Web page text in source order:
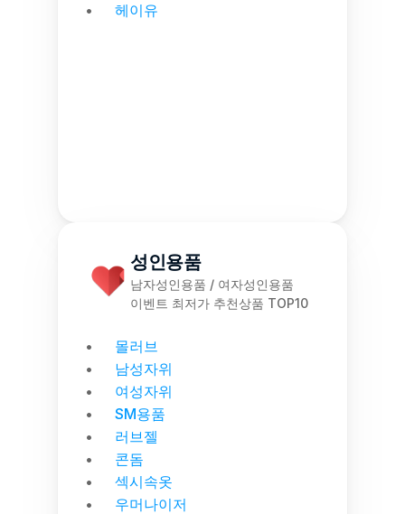
헤이유
성인용품
남자성인용품 / 여자성인용품
이벤트 최저가 추천상품 TOP10
몰러브
남성자위
여성자위
SM용품
러브젤
콘돔
섹시속옷
우머나이저